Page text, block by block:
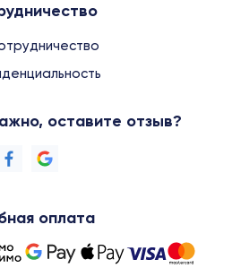
оставите отзыв?
оплата